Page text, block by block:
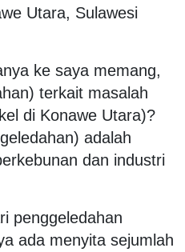
Utara, Sulawesi
ke saya memang,
terkait masalah
di Konawe Utara)?
adalah
dan industri
penggeledahan
ada menyita sejumlah